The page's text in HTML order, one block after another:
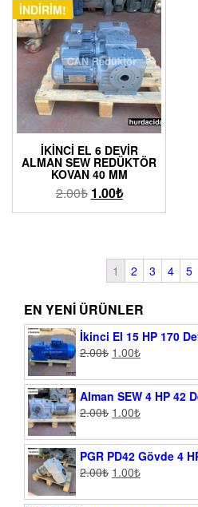
İNDIRIM!
İKINCI EL 6 DEVIR
ALMAN SEW REDÜKTÖR
KOVAN 40 MM
2.00₺ 1.00₺
1 2 3 4 5
EN YENI ÜRÜNLER
İkinci El 15 HP 170
2.00₺ 1.00₺
Alman SEW 4 HP 42
2.00₺ 1.00₺
PGR PD42 Gövde 4
2.00₺ 1.00₺